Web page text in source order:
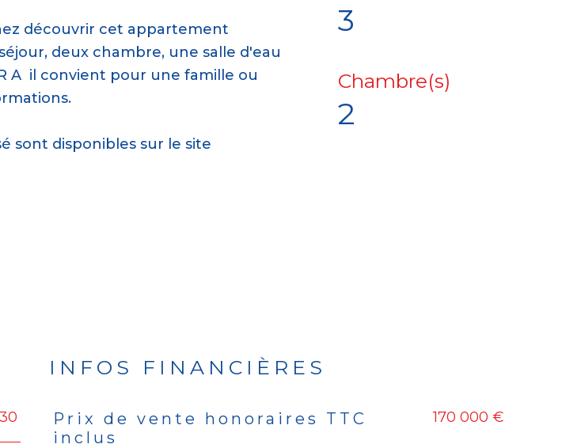
découvrir cet appartement
deux chambre, une salle d'eau
A il convient pour une famille ou
sont disponibles sur le site
3
Chambre(s)
2
INFOS FINANCIÈRES
Caractéristiques Valeurs
Prix de vente honoraires TTC
inclus
170 000 €